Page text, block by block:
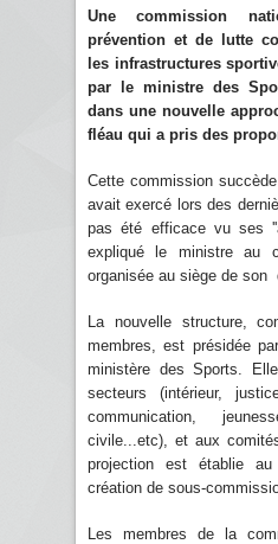
Une commission
prévention et de lutte
les infrastructures
par le ministre des
dans une nouvelle
fléau qui a pris des
Cette commission
avait exercé lors des
pas été efficace vu ses
expliqué le ministre au
organisée au siège de son
La nouvelle structure,
membres, est présidée
ministère des Sports.
secteurs (intérieur,
communication,
civile...etc), et aux
projection est établie
création de sous-
Les membres de la